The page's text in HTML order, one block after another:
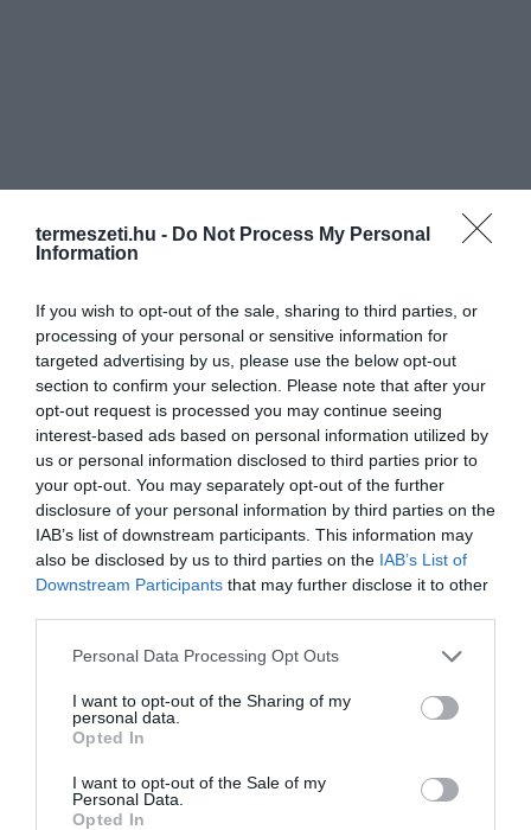
termeszeti.hu - Do Not Process My Personal
Information
If you wish to opt-out of the sale, sharing to third parties, or
processing of your personal or sensitive information for
targeted advertising by us, please use the below opt-out
section to confirm your selection. Please note that after your
opt-out request is processed you may continue seeing
interest-based ads based on personal information utilized by
us or personal information disclosed to third parties prior to
your opt-out. You may separately opt-out of the further
disclosure of your personal information by third parties on the
IAB’s list of downstream participants. This information may
also be disclosed by us to third parties on the IAB’s List of
Downstream Participants that may further disclose it to other
Please note that this website/app uses one or more Google
not limited to your visit or usage behaviour. You may click to
grant or deny consent to Google and its third-party tags to
use your data for below specified purposes in below Google
consent section.
Personal Data Processing Opt Outs
I want to opt-out of the Sharing of my
personal data.
Opted In
I want to opt-out of the Sale of my
Personal Data.
Opted In
ELŐZŐ CIKK
MOGYORÓVAJAS SZENDVICSE
KÖVETKEZŐ CIKK
APRÓ TAVACSKÁK A SIVATAGBAN: ÍGY NYERIK AZ AGYAGBÓL A